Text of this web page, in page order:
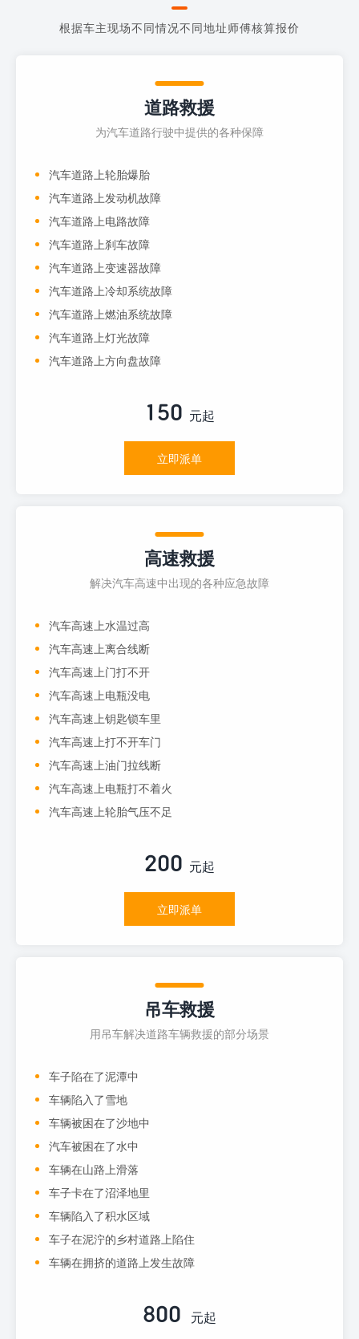
根据车主现场不同情况不同地址师傅核算报价
道路救援
为汽车道路行驶中提供的各种保障
汽车道路上轮胎爆胎
汽车道路上发动机故障
汽车道路上电路故障
汽车道路上刹车故障
汽车道路上变速器故障
汽车道路上冷却系统故障
汽车道路上燃油系统故障
汽车道路上灯光故障
汽车道路上方向盘故障
150 元起
立即派单
高速救援
解决汽车高速中出现的各种应急故障
汽车高速上水温过高
汽车高速上离合线断
汽车高速上门打不开
汽车高速上电瓶没电
汽车高速上钥匙锁车里
汽车高速上打不开车门
汽车高速上油门拉线断
汽车高速上电瓶打不着火
汽车高速上轮胎气压不足
200 元起
立即派单
吊车救援
用吊车解决道路车辆救援的部分场景
车子陷在了泥潭中
车辆陷入了雪地
车辆被困在了沙地中
汽车被困在了水中
车辆在山路上滑落
车子卡在了沼泽地里
车辆陷入了积水区域
车子在泥泞的乡村道路上陷住
车辆在拥挤的道路上发生故障
800 元起